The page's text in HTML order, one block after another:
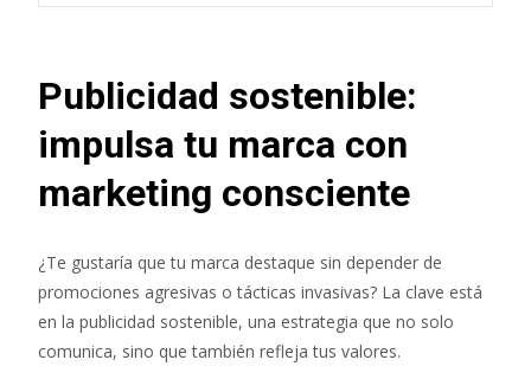
Publicidad sostenible:
impulsa tu marca con
marketing consciente
¿Te gustaría que tu marca destaque sin depender de
promociones agresivas o tácticas invasivas? La clave está
en la publicidad sostenible, una estrategia que no solo
comunica, sino que también refleja tus valores.